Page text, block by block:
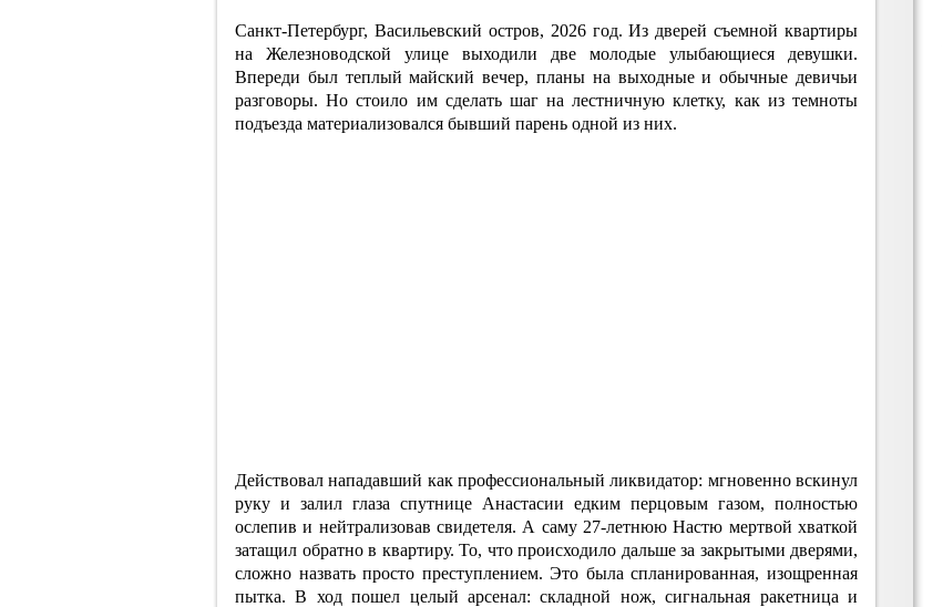
Санкт-Петербург, Васильевский остров, 2026 год. Из дверей съемной квартиры
на Железноводской улице выходили две молодые улыбающиеся девушки.
Впереди был теплый майский вечер, планы на выходные и обычные девичьи
разговоры. Но стоило им сделать шаг на лестничную клетку, как из темноты
подъезда материализовался бывший парень одной из них.
Действовал нападавший как профессиональный ликвидатор: мгновенно вскинул
руку и залил глаза спутнице Анастасии едким перцовым газом, полностью
ослепив и нейтрализовав свидетеля. А саму 27-летнюю Настю мертвой хваткой
затащил обратно в квартиру. То, что происходило дальше за закрытыми дверями,
сложно назвать просто преступлением. Это была спланированная, изощренная
пытка. В ход пошел целый арсенал: складной нож, сигнальная ракетница и